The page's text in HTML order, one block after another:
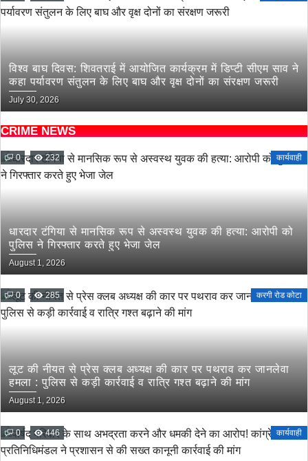
विश्व बाघ दिवस: शिवतराई में आयोजित कार्यक्रम में डिप्टी सीएम साव ने
कहा पर्यावरण संतुलन के लिए बाघ और वृक्ष दोनों का संरक्षण जरूरी
July 30, 2026
CRIME NEWS
0 232 कार्यवाही
धारदार टंगिया से मानसिक रूप से अस्वस्थ युवक की हत्या: आरोपी को
पुलिस ने गिरफ्तार करते हुए भेजा जेल
August 1, 2026
0 285 करगी रोड कोटा
लूट की नीयत से प्रेस क्लब अध्यक्ष की कार पर पथराव कर जानलेवा
हमला : पुलिस से कड़ी कार्रवाई व रात्रि गश्त बढ़ाने की मांग
August 1, 2026
0 446 कार्यवाही